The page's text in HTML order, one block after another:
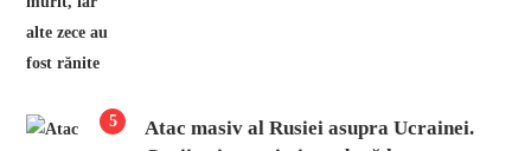
5
Atac masiv al Rusiei asupra Ucrainei.